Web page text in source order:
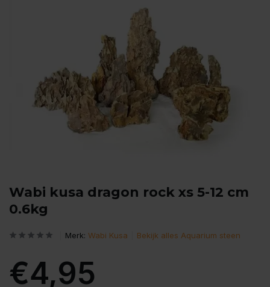
Wabi kusa dragon rock xs 5-12 cm
0.6kg
Merk: Wabi Kusa Bekijk alles Aquarium steen
€4,95